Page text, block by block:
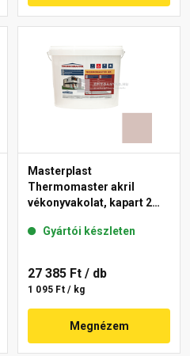
Masterplast
Thermomaster akril
vékonyvakolat, kapart 2
Gyártói készleten
27 385 Ft / db
1 095 Ft / kg
Megnézem